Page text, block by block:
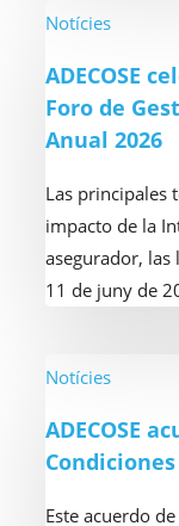
de
ADECOSE
la
XXXII
Edición
Foro
de
Gestión
de
y
Cena
Anual
Notícies
ADECOSE
Foro de
Anual 2026
Las principales
impacto de la
asegurador, las
11 de juny de
ADECOSE
un
modelo
Notícies
ADECOSE
Este acuerdo